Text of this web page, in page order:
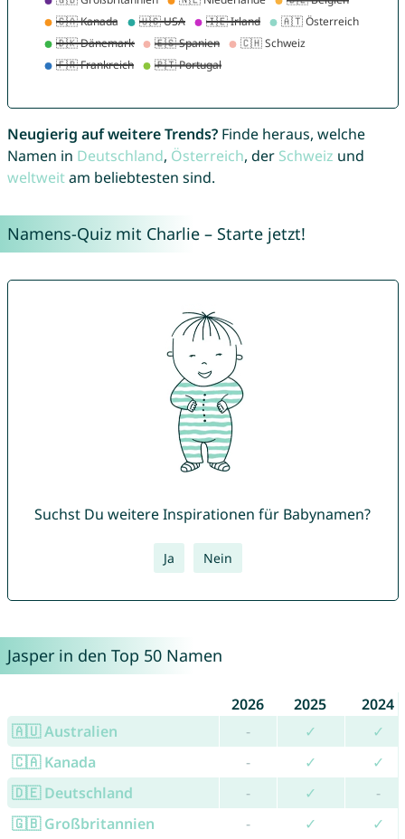
Neugierig auf weitere Trends?Finde heraus, welche
Namen in Deutschland, Österreich, der Schweiz und
weltweitam beliebtesten sind.
Namens-Quiz mit Charlie – Starte jetzt!
Suchst Du weitere Inspirationen für Babynamen?
Ja Nein
Jasper in den Top 50 Namen
2026 2025
2024
🇦🇺 Australien
- ✓
✓
🇨🇦 Kanada
- ✓
✓
🇩🇪 Deutschland
- ✓
-
🇬🇧 Großbritannien
- ✓ ✓